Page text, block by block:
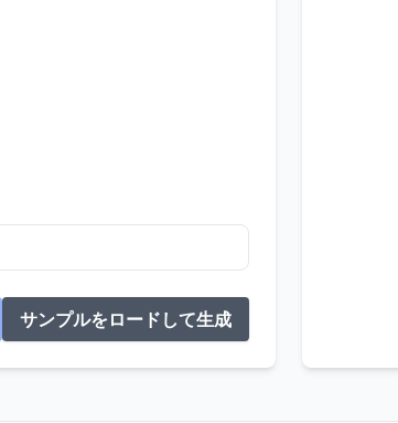
サンプルをロードして生成